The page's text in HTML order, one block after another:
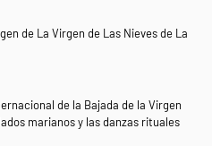
de La Virgen de Las Nieves de La
de la Bajada de la Virgen
marianos y las danzas rituales